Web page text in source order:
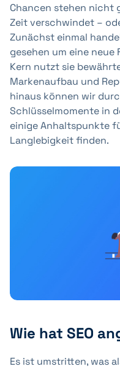
Chancen stehen nicht
Zeit verschwindet –
Zunächst einmal
gesehen um eine neue
Kern nutzt sie
Markenaufbau und
hinaus können wir
Schlüsselmomente in
einige Anhaltspunkte
Langlebigkeit finden.
Wie hat SEO
Es ist umstritten, was